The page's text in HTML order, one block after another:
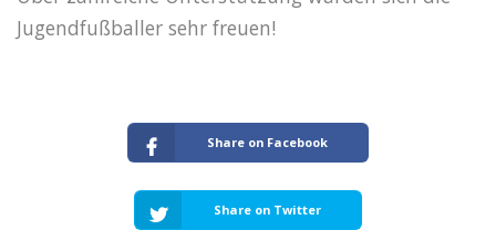
Jugendfußballer sehr freuen!
Share on Facebook
Share on Twitter